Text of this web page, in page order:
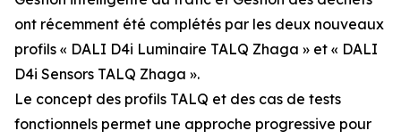
ont récemment été complétés par les deux nouveaux
profils « DALI D4i Luminaire TALQ Zhaga » et « DALI
D4i Sensors TALQ Zhaga ».
Le concept des profils TALQ et des cas de tests
fonctionnels permet une approche progressive pour